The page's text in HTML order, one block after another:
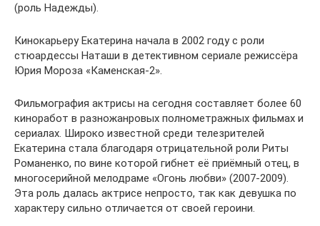
(роль Надежды).
Кинокарьеру Екатерина начала в 2002 году с роли
стюардессы Наташи в детективном сериале режиссёра
Юрия Мороза «Каменская-2».
Фильмография актрисы на сегодня составляет более 60
киноработ в разножанровых полнометражных фильмах и
сериалах. Широко известной среди телезрителей
Екатерина стала благодаря отрицательной роли Риты
Романенко, по вине которой гибнет её приёмный отец, в
многосерийной мелодраме «Огонь любви» (2007-2009).
Эта роль далась актрисе непросто, так как девушка по
характеру сильно отличается от своей героини.